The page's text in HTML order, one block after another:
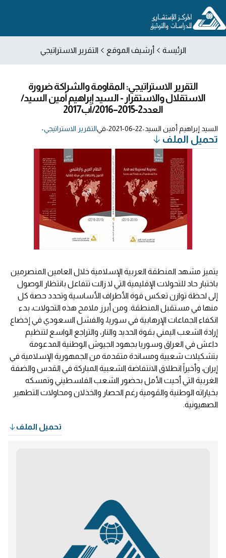
الرئيسة أرشيف الموقع التقرير الاستراتيجي
التقرير الاستراتيجي: المقاومة والشراكة ضرورة
الاستقلال والاستقرار - السيد إبراهيم أمين السيد/
العدد2-2015–2016/آب2017
السيد إبراهيم أمين السيد•
2021-06-22
•فيالتقرير الاستراتيجي•
تحميل الملف
يتميز مشهد المنطقة العربية الإسلامية خلال العامين المنصرمين
باختبار حاد للتحولات الإقليمية التي لا زالت تتفاعل بانتظار الوصول
إلى لحظة توازن تعكس قوة الأطراف الأساسية وتحدد حصة كل
منها في مستقبل المنطقة. ومن أبرز ملامح هذه التحولات، بدء
انكفاء الجماعات الإرهابية في سوريا، والفشل السعودي في إخضاع
إرادة الشعب اليمني بقوة الحديد والنار، والتراجع الواسع لتنظيم
داعش في العراق وسوريا بجهود الجيوش الوطنية المدعومة
بتشكيلات شعبية ومساندة متقدمة من الجمهورية الإسلامية في
إيران، وأخيراً انطلاق الانتفاضة الشعبية المباركة في القدس والضفة
الغربية التي أحيت الأمل بحضور الشعب الفلسطيني وتمسكه
بخياراته الوطنية والقومية رغم الحصار والخذلان ومحاولات التطهير
الصهيونية.
تحميل الملف